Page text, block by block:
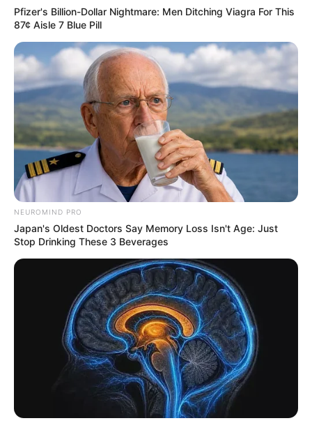
Pfizer's Billion-Dollar Nightmare: Men Ditching Viagra For This
87¢ Aisle 7 Blue Pill
NEUROMIND PRO
Japan's Oldest Doctors Say Memory Loss Isn't Age: Just
Stop Drinking These 3 Beverages